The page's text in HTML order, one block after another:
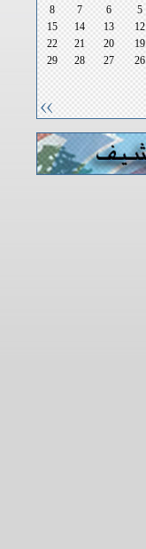
5
6
7
8
12
13
14
15
19
20
21
22
26
27
28
29